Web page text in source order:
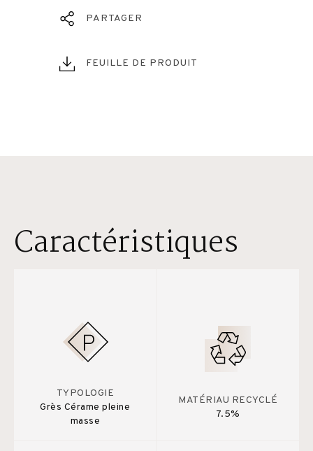
PARTAGER
FEUILLE DE PRODUIT
Caractéristiques
TYPOLOGIE
Grès Cérame pleine
masse
MATÉRIAU RECYCLÉ
7.5%